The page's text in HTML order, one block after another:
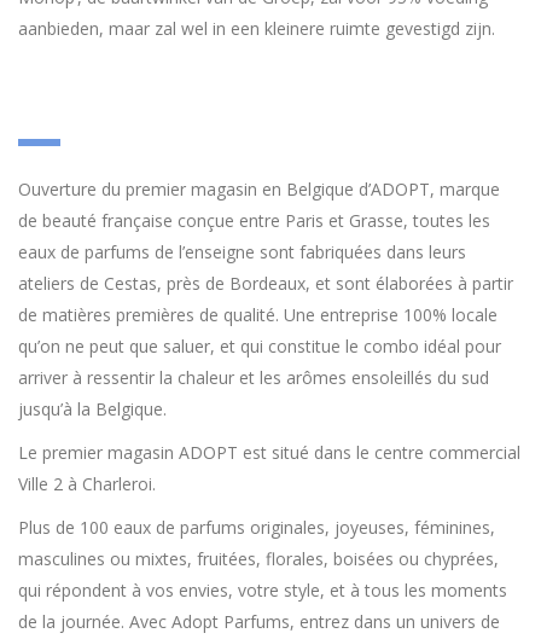
aanbieden, maar zal wel in een kleinere ruimte gevestigd zijn.
Ouverture du premier magasin en Belgique d’ADOPT, marque
de beauté française conçue entre Paris et Grasse, toutes les
eaux de parfums de l’enseigne sont fabriquées dans leurs
ateliers de Cestas, près de Bordeaux, et sont élaborées à partir
de matières premières de qualité. Une entreprise 100% locale
qu’on ne peut que saluer, et qui constitue le combo idéal pour
arriver à ressentir la chaleur et les arômes ensoleillés du sud
jusqu’à la Belgique.
Le premier magasin ADOPT est situé dans le centre commercial
Ville 2 à Charleroi.
Plus de 100 eaux de parfums originales, joyeuses, féminines,
masculines ou mixtes, fruitées, florales, boisées ou chyprées,
qui répondent à vos envies, votre style, et à tous les moments
de la journée. Avec Adopt Parfums, entrez dans un univers de